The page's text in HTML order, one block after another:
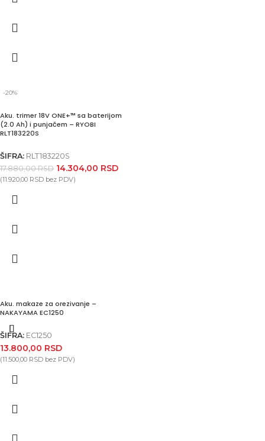
-20%
Aku. trimer 18V ONE+™ sa baterijom
(2.0 Ah) i punjačem – RYOBI
RLT183220S
ŠIFRA: RLT183220S
17.880,00RSD 14.304,00 RSD
(11.920,00 RSD bez PDV)
Aku. makaze za orezivanje –
NAKAYAMA EC1250
ŠIFRA: EC1250
13.800,00 RSD
(11.500,00 RSD bez PDV)